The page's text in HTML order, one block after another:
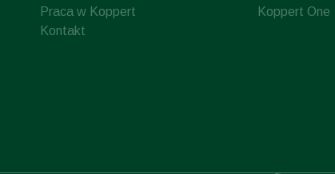
Praca w Koppert
Kontakt
Koppert One